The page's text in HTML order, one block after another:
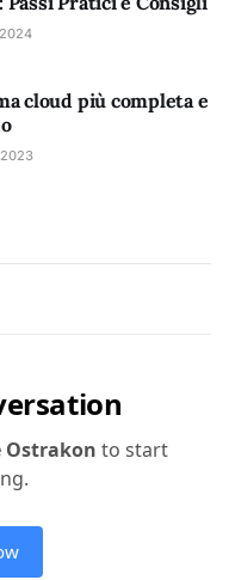
cloud più completa e